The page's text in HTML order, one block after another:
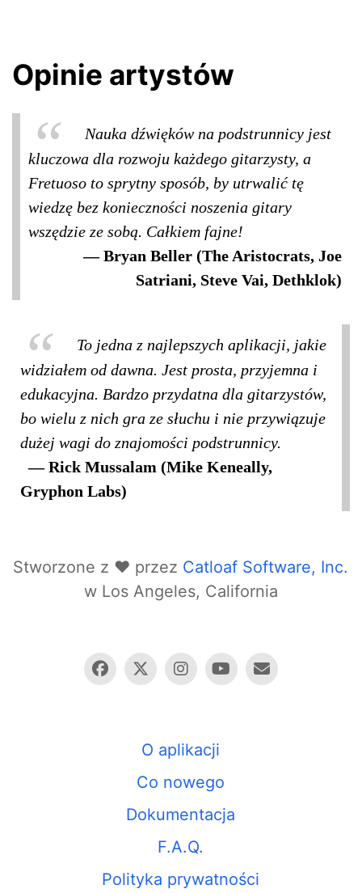
Opinie artystów
Nauka dźwięków na podstrunnicy jest
kluczowa dla rozwoju każdego gitarzysty, a
Fretuoso to sprytny sposób, by utrwalić tę
wiedzę bez konieczności noszenia gitary
wszędzie ze sobą. Całkiem fajne!
Bryan Beller (The Aristocrats, Joe
Satriani, Steve Vai, Dethklok)
To jedna z najlepszych aplikacji, jakie
widziałem od dawna. Jest prosta, przyjemna i
edukacyjna. Bardzo przydatna dla gitarzystów,
bo wielu z nich gra ze słuchu i nie przywiązuje
dużej wagi do znajomości podstrunnicy.
Rick Mussalam (Mike Keneally,
Gryphon Labs)
Stworzone z ❤️ przez Catloaf Software, Inc.
w Los Angeles, California
O aplikacji
Co nowego
Dokumentacja
F.A.Q.
Polityka prywatności